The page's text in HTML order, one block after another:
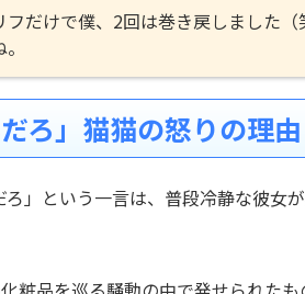
だけで僕、2回は巻き戻しました（
ろ」猫猫の怒りの理由
」という一言は、普段冷静な彼女